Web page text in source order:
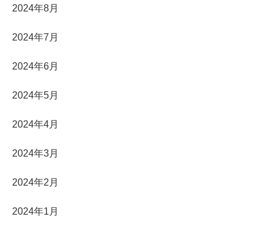
2024年8月
2024年7月
2024年6月
2024年5月
2024年4月
2024年3月
2024年2月
2024年1月